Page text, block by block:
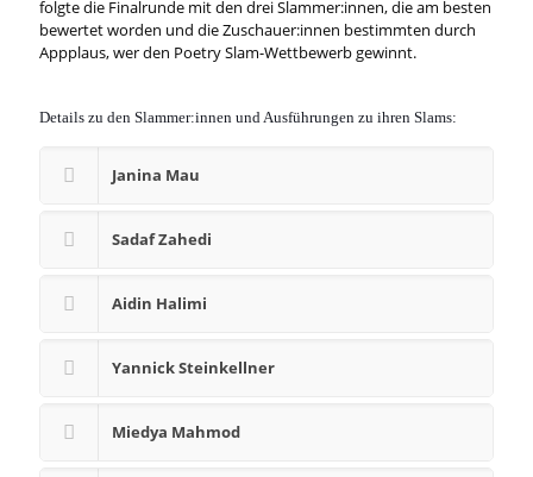
folgte die Finalrunde mit den drei Slammer:innen, die am besten
bewertet worden und die Zuschauer:innen bestimmten durch
Appplaus, wer den Poetry Slam-Wettbewerb gewinnt.
Details zu den Slammer:innen und Ausführungen zu ihren Slams:
Janina Mau
Sadaf Zahedi
Aidin Halimi
Yannick Steinkellner
Miedya Mahmod